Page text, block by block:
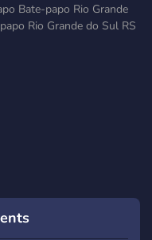
Bate-papo Rio Grande
Rio Grande do Sul RS